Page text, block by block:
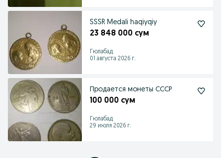
SSSR Medali haqiyqiy
23 848 000 сум
Гюлабад
01 августа 2026 г.
Продается монеты СССР
100 000 сум
Гюлабад
29 июля 2026 г.